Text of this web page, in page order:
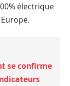
électrique
se confirme